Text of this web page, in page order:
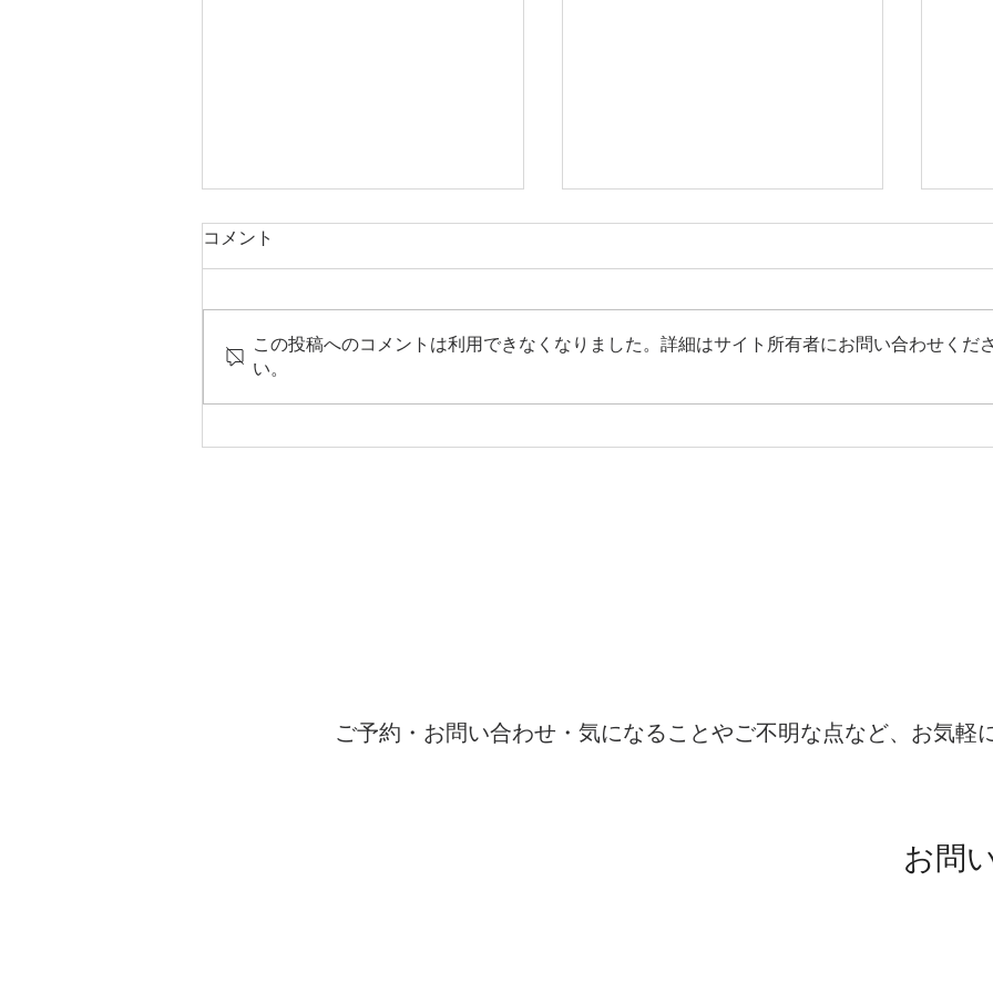
あらためまして、Lebenと
観た
コメント
この投稿へのコメントは利用できなくなりました。詳細はサイト所有者にお問い合わせくださ
い。
ご予約・お問い合わせ・気になることやご不明な点など、お気軽
お問